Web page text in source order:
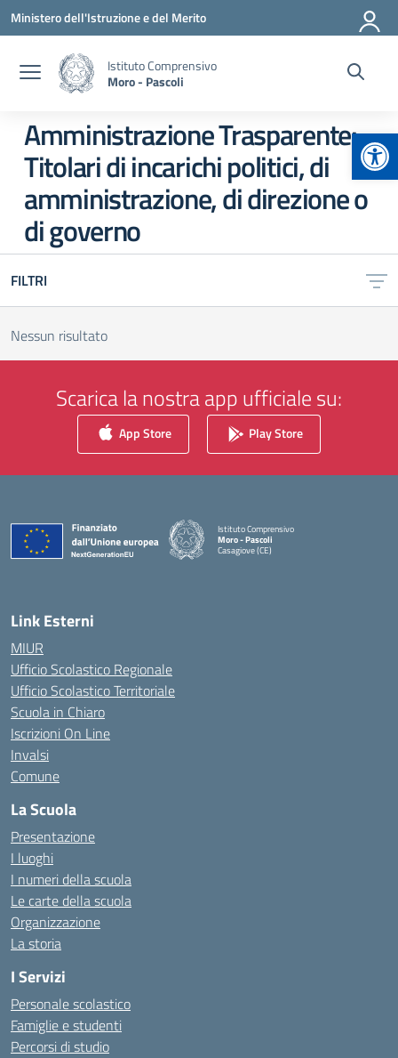
Vai ai contenuti
Vai al menu di navigazione
Vai al footer
Ministero dell'Istruzione e del Merito
Istituto Comprensivo
Moro - Pascoli
Amministrazione Trasparente:
Titolari di incarichi politici, di
amministrazione, di direzione o
di governo
FILTRI
Nessun risultato
Scarica la nostra app ufficiale su:
App Store Play Store
Istituto Comprensivo
Moro - Pascoli
Casagiove (CE)
— Visita la pagina iniziale della scuola
Link Esterni
MIUR
Ufficio Scolastico Regionale
Ufficio Scolastico Territoriale
Scuola in Chiaro
Iscrizioni On Line
Invalsi
Comune
La Scuola
Presentazione
I luoghi
I numeri della scuola
Le carte della scuola
Organizzazione
La storia
I Servizi
Personale scolastico
Famiglie e studenti
Percorsi di studio